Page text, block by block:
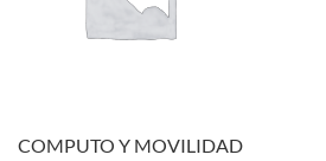
COMPUTO Y MOVILIDAD